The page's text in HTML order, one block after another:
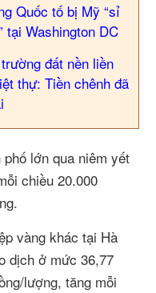
Quốc tố bị Mỹ “sỉ
tại Washington DC
đất nền liền
thự: Tiền chênh đã
lớn qua niêm yết
chiều 20.000
vàng khác tại Hà
dịch ở mức 36,77
lượng, tăng mỗi